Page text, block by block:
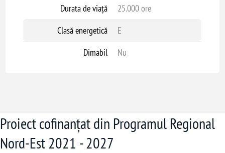
Durata de viață
25.000 ore
Clasă energetică
E
Dimabil
Nu
Proiect cofinanțat din Programul Regional
Nord-Est 2021 - 2027